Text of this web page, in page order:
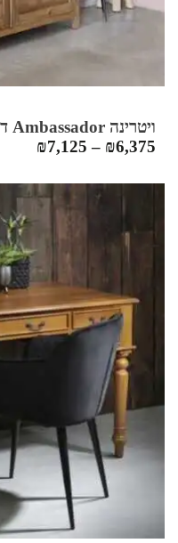
ויטרינה Ambassador דלתות זכוכית
₪6,375
–
₪7,125